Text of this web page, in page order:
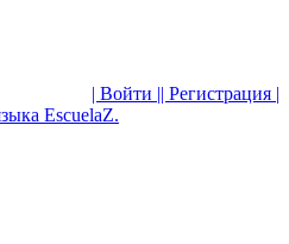
| Регистрация |
| Войти |